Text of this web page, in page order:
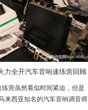
力全开汽车音响速练营回顾
营虽然看似时间紧迫，但是
来西亚知名的汽车音响调音师